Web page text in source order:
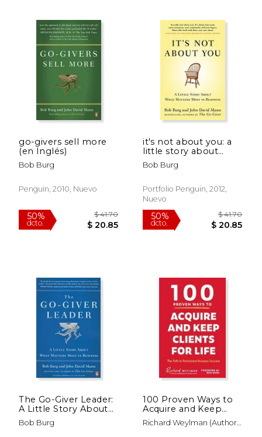
15%
dcto.
$ 30.00 40%
dcto.
go-givers sell more
(en Inglés)
Bob Burg
Penguin, 2010, Nuevo
$ 20.85
it's not about you: a
little story about
what matters most in
business. bob burg
(en Inglés)
Bob Burg
Portfolio Penguin, 2012,
Nuevo
The Go-Giver Leader:
A Little Story About
What Matters Most in
Business
Bob Burg
100 Proven Ways to
Acquire and Keep
Clients for Life: The
Path to Permanent
Richard Weylman (Author),